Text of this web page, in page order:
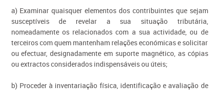
a) Examinar quaisquer elementos dos contribuintes que sejam
susceptíveis de revelar a sua situação tributária,
nomeadamente os relacionados com a sua actividade, ou de
terceiros com quem mantenham relações económicas e solicitar
ou efectuar, designadamente em suporte magnético, as cópias
ou extractos considerados indispensáveis ou úteis;
b) Proceder à inventariação física, identificação e avaliação de